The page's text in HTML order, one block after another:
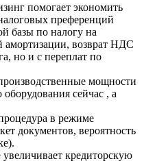
помогает экономить
преференций
базы по налогу на
амортизации, возврат НДС
но и с переплат по
мощности
сейчас , а
в режиме
документов, вероятность
кредиторскую